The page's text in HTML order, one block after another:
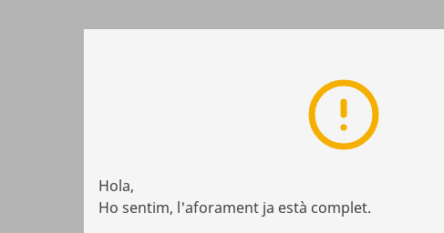
Hola,
Ho sentim, l'aforament ja està complet.